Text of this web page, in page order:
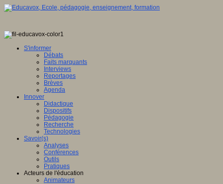
S'informer
Débats
Faits marquants
Interviews
Reportages
Brèves
Agenda
Innover
Didactique
Dispositifs
Pédagogie
Recherche
Technologies
Savoir(s)
Analyses
Conférences
Outils
Pratiques
Acteurs de l'éducation
Animateurs